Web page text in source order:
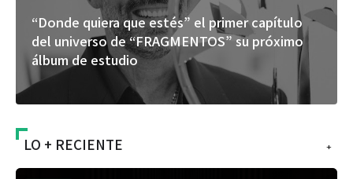
“Donde quiera que estés” el primer capítulo
del universo de “FRAGMENTOS” su próximo
álbum de estudio
+
LO + RECIENTE